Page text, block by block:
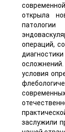
открыла
операций,
условия
заслужили